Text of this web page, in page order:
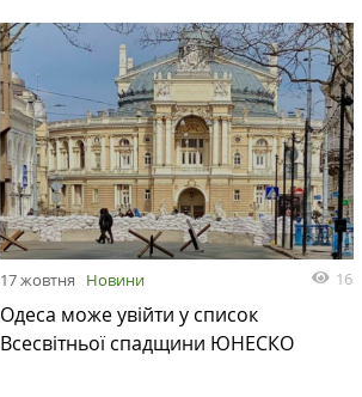
17 жовтня Новини 16
Одеса може увійти у список
Всесвітньої спадщини ЮНЕСКО